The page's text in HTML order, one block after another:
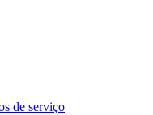
de serviço